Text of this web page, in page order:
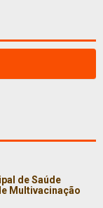
de Saúde
Multivacinação